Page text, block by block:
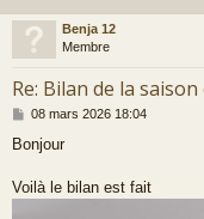
Benja 12
Membre
Re: Bilan de la
M
s
a
g
08 mars 2026 18:04
Bonjour
Voilà le bilan est fait